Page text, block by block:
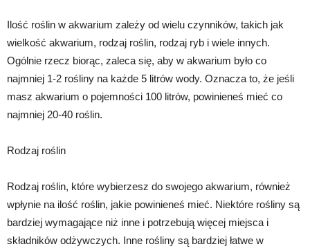
Ilość roślin w akwarium zależy od wielu czynników, takich jak
wielkość akwarium, rodzaj roślin, rodzaj ryb i wiele innych.
Ogólnie rzecz biorąc, zaleca się, aby w akwarium było co
najmniej 1-2 rośliny na każde 5 litrów wody. Oznacza to, że jeśli
masz akwarium o pojemności 100 litrów, powinieneś mieć co
najmniej 20-40 roślin.
Rodzaj roślin
Rodzaj roślin, które wybierzesz do swojego akwarium, również
wpłynie na ilość roślin, jakie powinieneś mieć. Niektóre rośliny są
bardziej wymagające niż inne i potrzebują więcej miejsca i
składników odżywczych. Inne rośliny są bardziej łatwe w